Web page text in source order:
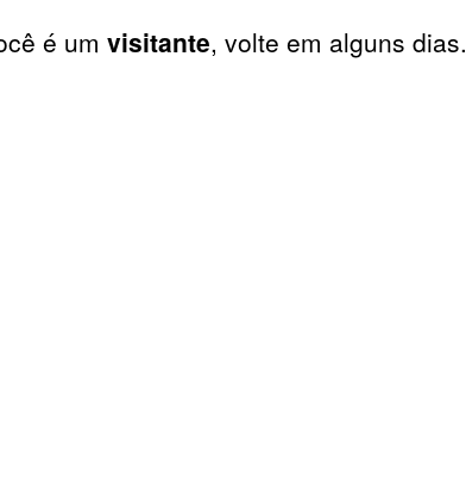
é um visitante, volte em alguns dias.